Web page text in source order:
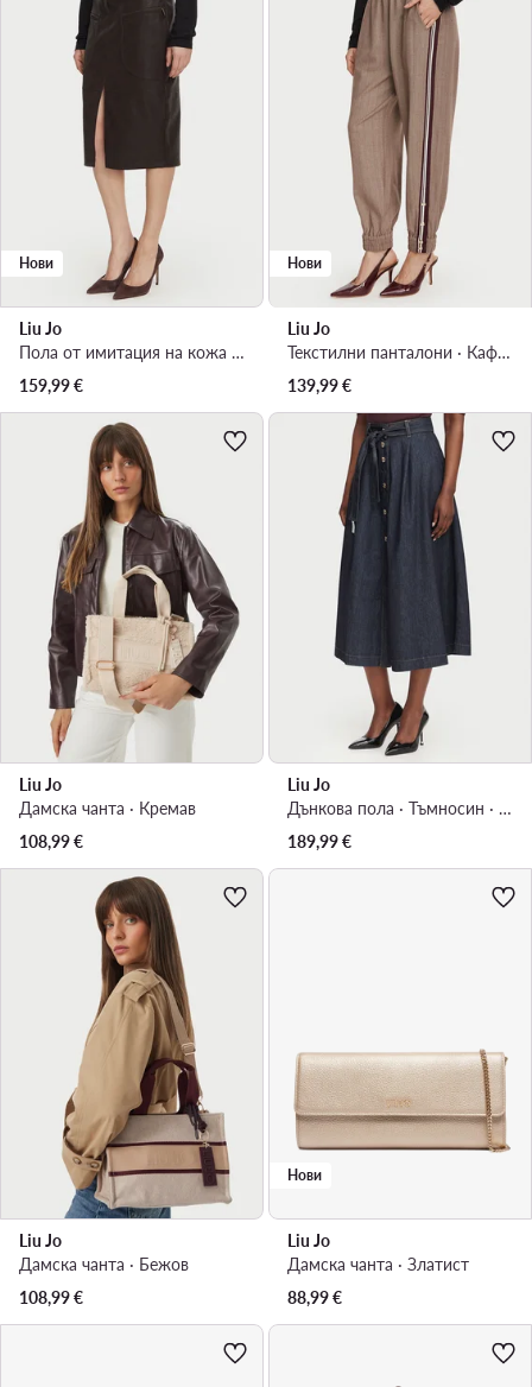
Нови
Liu Jo
Пола от имитация на кожа · Кафяв · Миди
159,99€
Нови
Liu Jo
Текстилни панталони · Кафяв · Regular Fit
139,99€
Liu Jo
Дамска чанта · Кремав
108,99€
Liu Jo
Дънкова пола · Тъмносин · Макси
189,99€
Liu Jo
Дамска чанта · Бежов
108,99€
Нови
Liu Jo
Дамска чанта · Златист
88,99€